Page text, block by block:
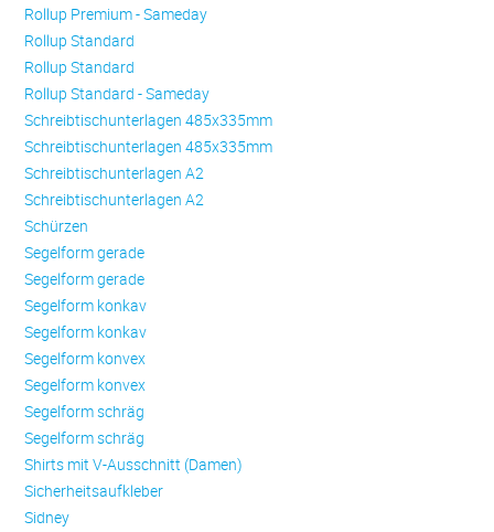
Rollup Premium - Sameday
Rollup Standard
Rollup Standard
Rollup Standard - Sameday
Schreibtischunterlagen 485x335mm
Schreibtischunterlagen 485x335mm
Schreibtischunterlagen A2
Schreibtischunterlagen A2
Schürzen
Se­gel­form ge­ra­de
Se­gel­form ge­ra­de
Se­gel­form konkav
Se­gel­form konkav
Se­gel­form konvex
Se­gel­form konvex
Se­gel­form schräg
Se­gel­form schräg
Shirts mit V-Ausschnitt (Damen)
Sicherheitsaufkleber
Sidney